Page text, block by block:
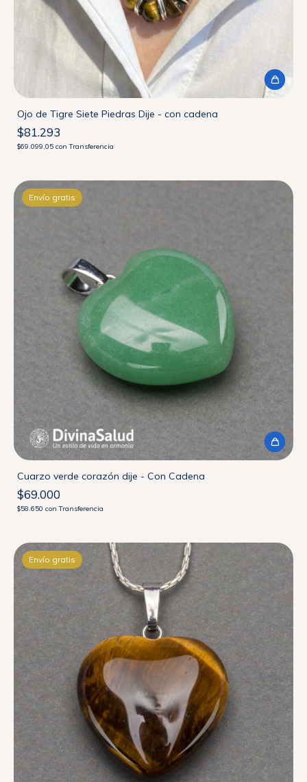
Ojo de Tigre Siete Piedras Dije - con cadena
$81.293
$69.099,05 con Transferencia
Envío gratis
Cuarzo verde corazón dije - Con Cadena
$69.000
$58.650 con Transferencia
Envío gratis